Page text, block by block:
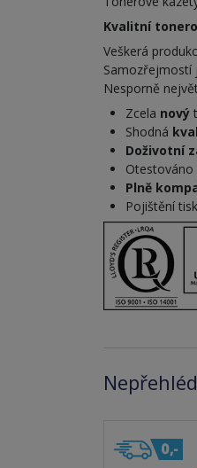
Kvalitní
Veškerá
Samozřejmostí
Nesporně
Zcela nový
Shodná
Doživotní
Otestováno
Plně
Pojištění